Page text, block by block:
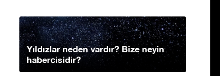
Yıldızlar neden vardır? Bize neyin
habercisidir?